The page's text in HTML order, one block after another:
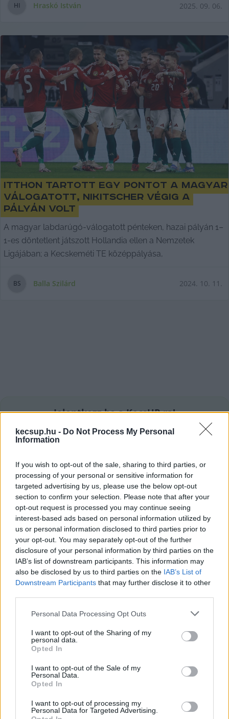
kecsup.hu - Do Not Process My Personal
Information
If you wish to opt-out of the sale, sharing to third parties, or
processing of your personal or sensitive information for
targeted advertising by us, please use the below opt-out
section to confirm your selection. Please note that after your
opt-out request is processed you may continue seeing
interest-based ads based on personal information utilized by
us or personal information disclosed to third parties prior to
your opt-out. You may separately opt-out of the further
disclosure of your personal information by third parties on the
IAB’s list of downstream participants. This information may
also be disclosed by us to third parties on the IAB’s List of
Downstream Participants that may further disclose it to other
Please note that this website/app uses one or more Google
not limited to your visit or usage behaviour. You may click to
grant or deny consent to Google and its third-party tags to
use your data for below specified purposes in below Google
consent section.
Personal Data Processing Opt Outs
I want to opt-out of the Sharing of my
personal data.
Opted In
I want to opt-out of the Sale of my
Personal Data.
Opted In
I want to opt-out of processing my
Personal Data for Targeted Advertising.
HI Hraskó István 2025. 09. 06.
Itthon tartott egy pontot a magyar
válogatott, Nikitscher végig a
pályán volt
A magyar labdarúgó-válogatott pénteken, hazai pályán 1–
1-es döntetlent játszott Hollandia ellen a Nemzetek
Ligájában; a Kecskeméti TE középpályása,
BS Balla Szilárd 2024. 10. 11.
Jelentkezz be a KecsUP-ra!
Lépj be a beszélgetéshez és hogy jobban megismerjük
egymást.
Nikitscher Tamás: Gyerekkori álmom
vált valóra, ez leírhatatlan érzés!
Szeptember 10-én, kedden este a Puskás Arénában a
magyar labdarúgó-válogatott 0–0-s döntetlent játszott a